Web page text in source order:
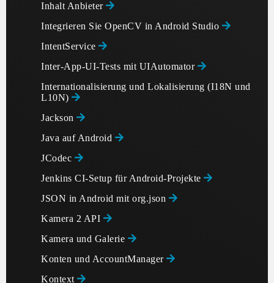
Inhalt Anbieter
Integrieren Sie OpenCV in Android Studio
IntentService
Inter-App-UI-Tests mit UIAutomator
Internationalisierung und Lokalisierung (I18N und
L10N)
Jackson
Java auf Android
JCodec
Jenkins CI-Setup für Android-Projekte
JSON in Android mit org.json
Kamera 2 API
Kamera und Galerie
Konten und AccountManager
Kontext